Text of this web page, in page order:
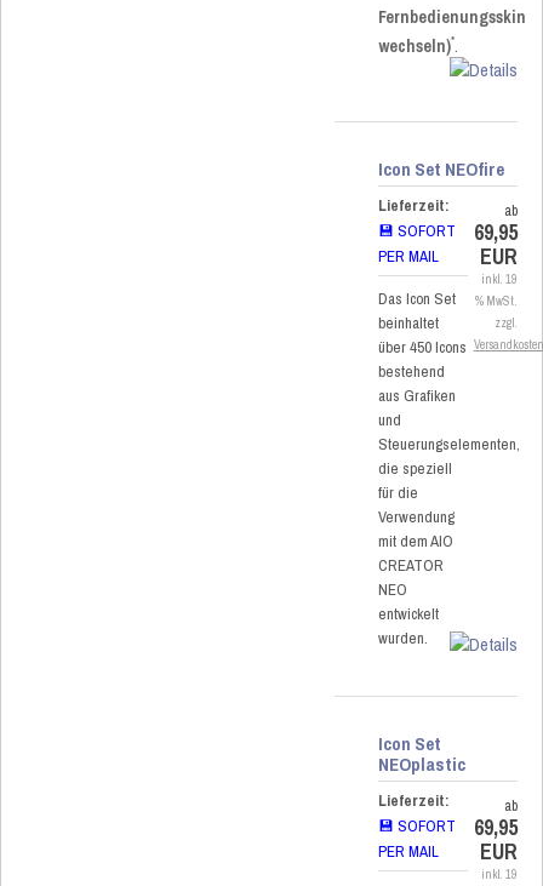
Fernbedienungsskin
wechseln)*.
Icon Set NEOfire
Lieferzeit:
💾 SOFORT
PER MAIL
Das Icon Set
beinhaltet
über 450 Icons
bestehend
aus Grafiken
und
Steuerungselementen,
die speziell
für die
Verwendung
mit dem AIO
CREATOR
NEO
entwickelt
wurden.
ab
69,95
EUR
inkl. 19
% MwSt.
zzgl.
Versandkosten
Icon Set
NEOplastic
Lieferzeit:
💾 SOFORT
PER MAIL
ab
69,95
EUR
inkl. 19